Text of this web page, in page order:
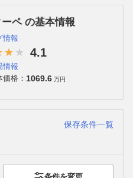
ペ の基本情報
情報
4.1
情報
格： 1069.6 万円
保存条件一覧